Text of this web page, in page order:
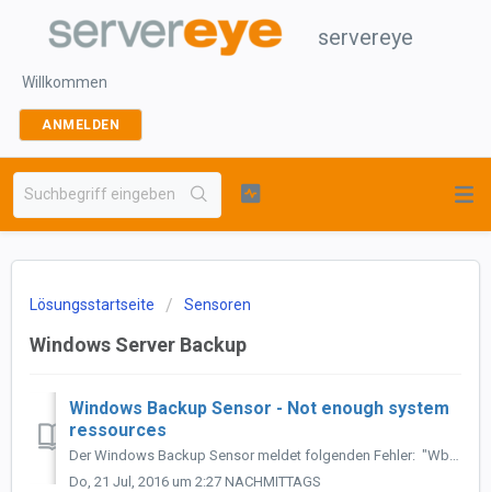
servereye
Willkommen
ANMELDEN
Lösungsstartseite Sensoren
Windows Server Backup
Windows Backup Sensor - Not enough system
ressources
Der Windows Backup Sensor meldet folgenden Fehler: "WbAdmin reports that not enough system ressources are available to check für the backup status. ...
Do, 21 Jul, 2016 um 2:27 NACHMITTAGS